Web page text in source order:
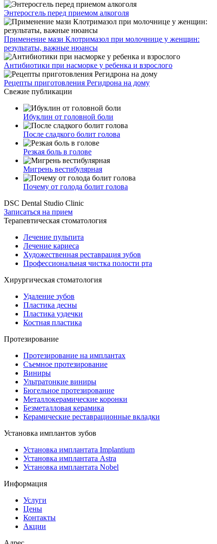
Энтеросгель перед приемом алкоголя
Применение мази Клотримазол при молочнице у женщин:
результаты, важные нюансы
Антибиотики при насморке у ребенка и взрослого
Рецепты приготовления Регидрона на дому
Свежие публикации
Ибуклин от головной боли
После сладкого болит голова
Резкая боль в голове
Мигрень вестибулярная
Почему от голода болит голова
DSC Dental Studio Clinic
Записаться на прием
Терапевтическая стоматология
Лечение пульпита
Лечение кариеса
Художественная реставрация зубов
Профессиональная чистка полости рта
Хирургическая стоматология
Удаление зубов
Пластика десны
Пластика уздечки
Костная пластика
Протезирование
Протезирование на имплантах
Съемное протезирование
Виниры
Ультратонкие виниры
Бюгельное протезирование
Металлокерамические коронки
Безметалловая керамика
Керамические реставрационные вкладки
Установка имплантов зубов
Установка имплантата Implantium
Установка имплантата Astra
Установка имплантата Nobel
Информация
Услуги
Цены
Контакты
Акции